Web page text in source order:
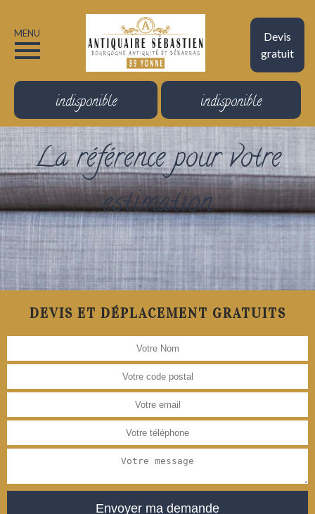
Devis
gratuit
MENU
indisponible indisponible
La référence pour votre
estimation
DEVIS ET DÉPLACEMENT GRATUITS